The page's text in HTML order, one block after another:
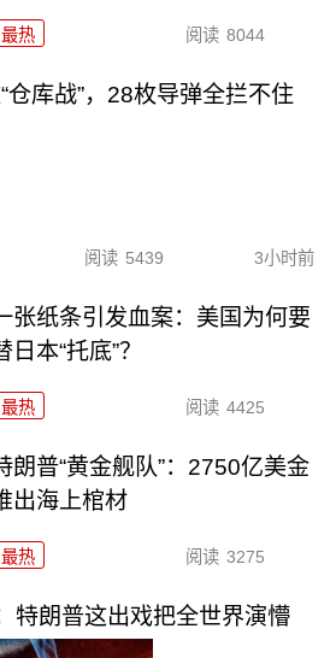
最热 阅读 8044
仓库战”，28枚导弹全拦不住
阅读 5439 3小时前
张纸条引发血案：美国为何要
日本“托底”？
最热 阅读 4425
朗普“黄金舰队”：2750亿美金
出海上棺材
最热 阅读 3275
特朗普这出戏把全世界演懵